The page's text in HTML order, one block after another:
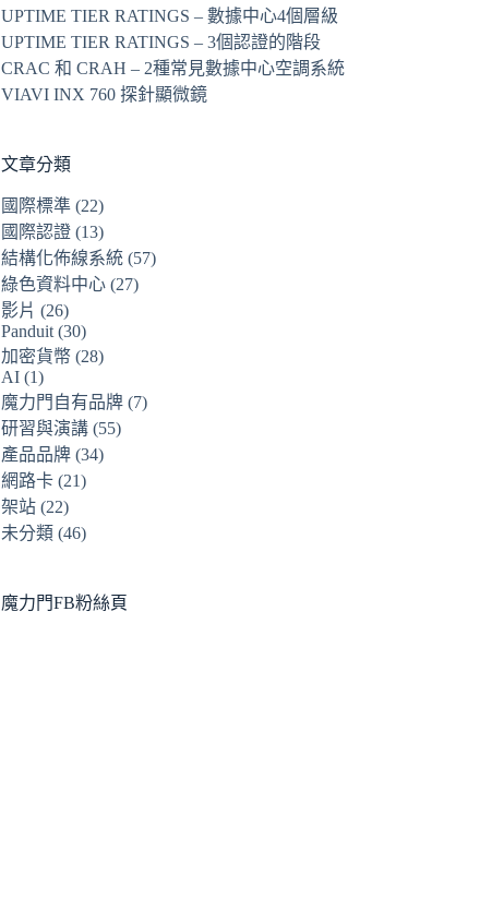
UPTIME TIER RATINGS – 數據中心4個層級
UPTIME TIER RATINGS – 3個認證的階段
CRAC 和 CRAH – 2種常見數據中心空調系統
VIAVI INX 760 探針顯微鏡
文章分類
國際標準 (22)
國際認證 (13)
結構化佈線系統 (57)
綠色資料中心 (27)
影片 (26)
Panduit (30)
加密貨幣 (28)
AI (1)
魔力門自有品牌 (7)
研習與演講 (55)
產品品牌 (34)
網路卡 (21)
架站 (22)
未分類 (46)
魔力門FB粉絲頁